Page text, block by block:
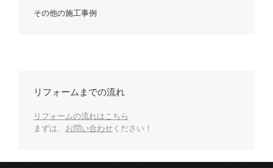
その他の施工事例
リフォームまでの流れ
リフォームの流れはこちら
まずは、 お問い合わせ ください！